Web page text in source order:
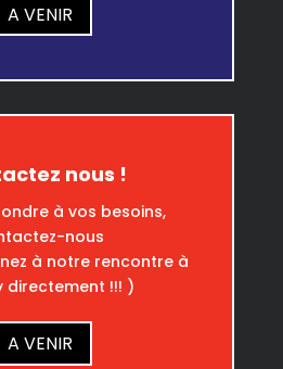
A VENIR
nous !
à vos besoins,
nous
à notre rencontre à
directement !!! )
A VENIR